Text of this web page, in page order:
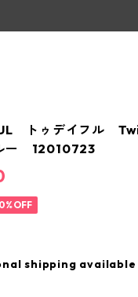
トゥデイフル
ー 12010723
shipping available